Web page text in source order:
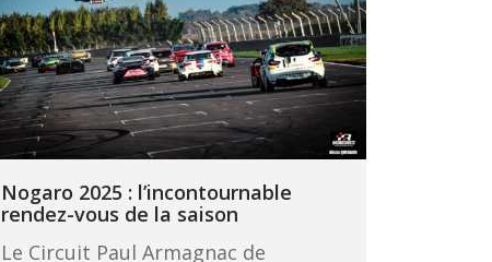
Nogaro 2025 : l’incontournable
rendez-vous de la saison
Le Circuit Paul Armagnac de